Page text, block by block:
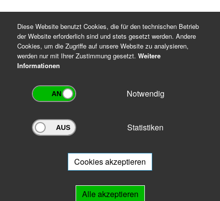
Archivportal Thüringen
Ihnen beratend zur Seite.
Diese Website benutzt Cookies, die für den technischen Betrieb
der Website erforderlich sind und stets gesetzt werden. Andere
Cookies, um die Zugriffe auf unsere Website zu analysieren,
werden nur mit Ihrer Zustimmung gesetzt. Weitere
Informationen
Notwendig
Statistiken
Cookies akzeptieren
Alle akzeptieren